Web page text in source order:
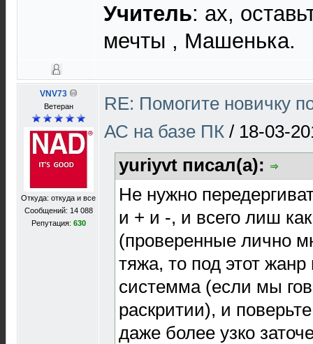
Учитель: ах,
мечты , Машенька.
VNV73
Ветеран
Откуда: откуда и все
Сообщений: 14 088
Репутация: 630
RE: Помогите новичку
АС на базе ПК / 18-03-
yuriyvt писал(а):
Не нужно
и + и -, и всего лиш
(проверенные лично
тяжа, то под этот
системма (если мы
раскритии), и
даже более узко